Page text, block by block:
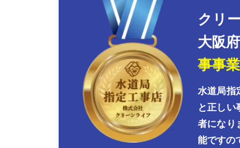
クリ
大阪
事事
水道局指
と正し
者になり
能ですの